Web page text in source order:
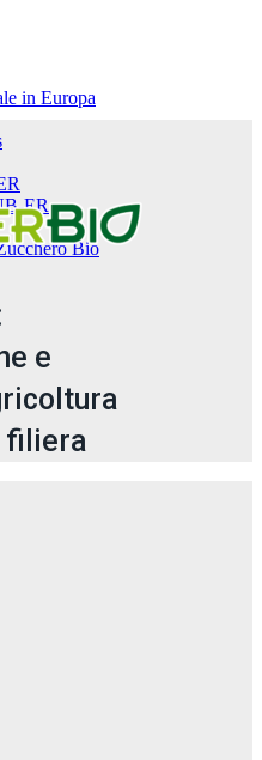
in Europa
ER
Bio
e
filiera